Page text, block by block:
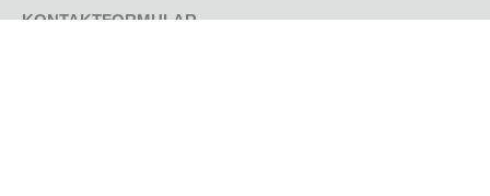
KONTAKTFORMULAR